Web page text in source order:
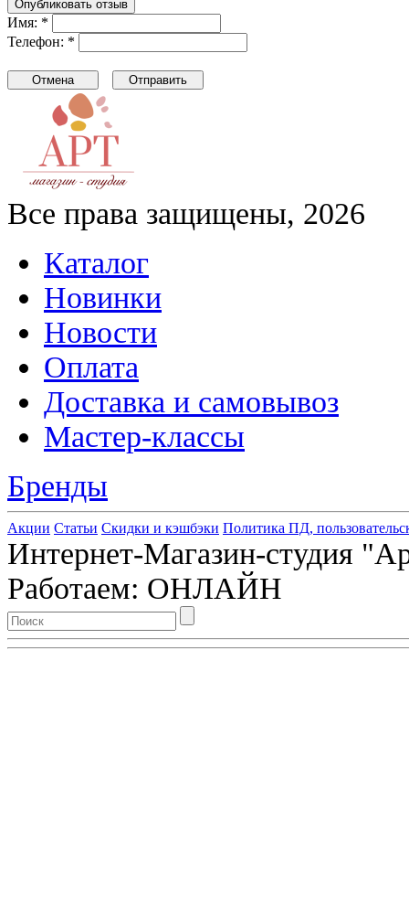
Имя: *
Телефон: *
Все права защищены, 2026
Каталог
Новинки
Новости
Оплата
Доставка и самовывоз
Мастер-классы
Бренды
Акции Статьи Скидки и кэшбэки Политика ПД,
Интернет-Магазин-студия
Работаем: ОНЛАЙН